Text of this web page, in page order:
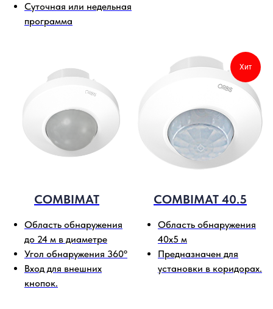
Суточная или недельная
программа
COMBIMAT
Область обнаружения
до 24 м в диаметре
Угол обнаружения 360º
Вход для внешних
кнопок.
Хит
COMBIMAT 40.5
Область обнаружения
40x5 м
Предназначен для
установки в коридорах.